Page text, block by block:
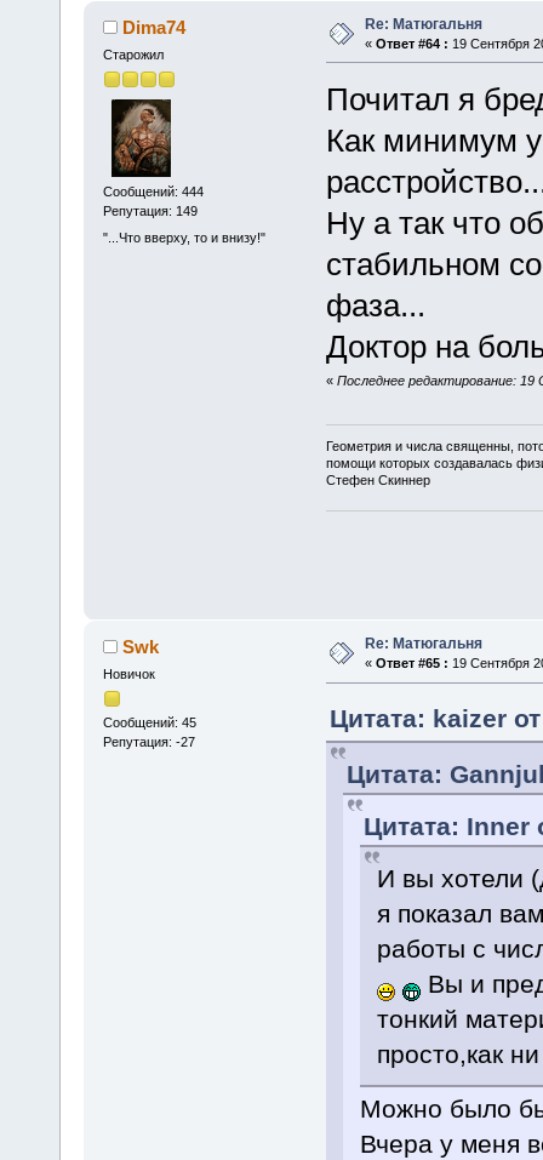
Dima74
Старожил
Сообщений: 444
Репутация: 149
"...Что вверху, то и внизу!"
Re: Матюгальня
« Ответ #64 : 19 Сентября
Почитал я
Как минимум
Ну а так что
стабильном
фаза...
Доктор на
« Последнее редактирование: 19
Геометрия и числа священны,
помощи которых создавалась
Стефен Скиннер
Swk
Новичок
Сообщений: 45
Репутация: -27
Re: Матюгальня
« Ответ #65 : 19 Сентября
Цитата: kaizer
Цитата:
Цитата: Inner
И вы хотели
я показал
работы с
Вы и
тонкий
просто,как
Можно было
Вчера у меня